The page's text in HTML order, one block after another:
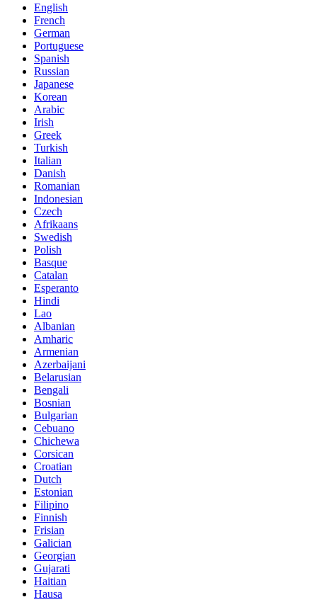
English
French
German
Portuguese
Spanish
Russian
Japanese
Korean
Arabic
Irish
Greek
Turkish
Italian
Danish
Romanian
Indonesian
Czech
Afrikaans
Swedish
Polish
Basque
Catalan
Esperanto
Hindi
Lao
Albanian
Amharic
Armenian
Azerbaijani
Belarusian
Bengali
Bosnian
Bulgarian
Cebuano
Chichewa
Corsican
Croatian
Dutch
Estonian
Filipino
Finnish
Frisian
Galician
Georgian
Gujarati
Haitian
Hausa